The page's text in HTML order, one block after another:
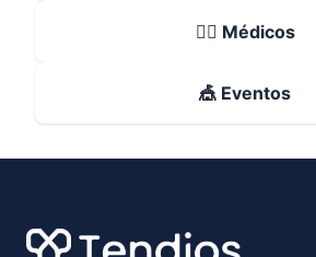
👨‍⚕️ Médicos
🎪 Eventos